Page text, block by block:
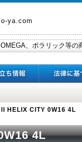
ya.com
HELIX CITY 0W16 4L
4L